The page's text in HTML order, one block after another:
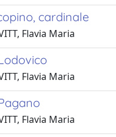
cardinale
Flavia Maria
Flavia Maria
Flavia Maria